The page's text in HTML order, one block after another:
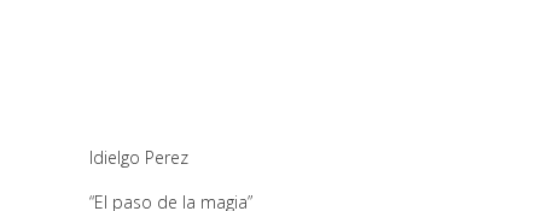
Idielgo Perez
“El paso de la magia”